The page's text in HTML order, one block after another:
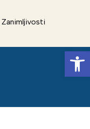
Zanimljivosti